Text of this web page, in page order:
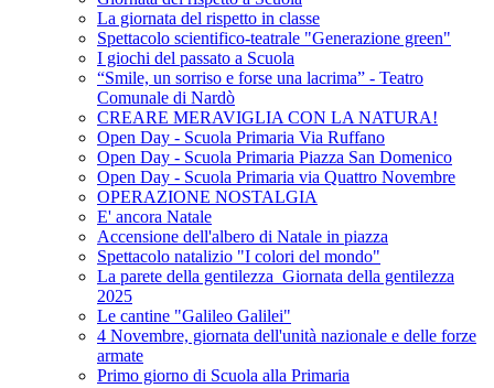
La giornata del rispetto in classe
Spettacolo scientifico-teatrale "Generazione green"
I giochi del passato a Scuola
“Smile, un sorriso e forse una lacrima” - Teatro
Comunale di Nardò
CREARE MERAVIGLIA CON LA NATURA!
Open Day - Scuola Primaria Via Ruffano
Open Day - Scuola Primaria Piazza San Domenico
Open Day - Scuola Primaria via Quattro Novembre
OPERAZIONE NOSTALGIA
E' ancora Natale
Accensione dell'albero di Natale in piazza
Spettacolo natalizio "I colori del mondo"
La parete della gentilezza_Giornata della gentilezza
2025
Le cantine "Galileo Galilei"
4 Novembre, giornata dell'unità nazionale e delle forze
armate
Primo giorno di Scuola alla Primaria